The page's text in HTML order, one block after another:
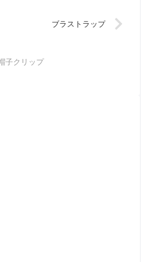
ブラストラップ
子クリップ